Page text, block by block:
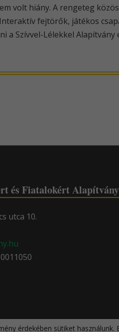
volt hiány. A rengeteg
fejtörők, játékos
a Szívvel-Lélekkel
és Fiatalokért Alapítvány
utca 10.
érdekében sütiket használunk.